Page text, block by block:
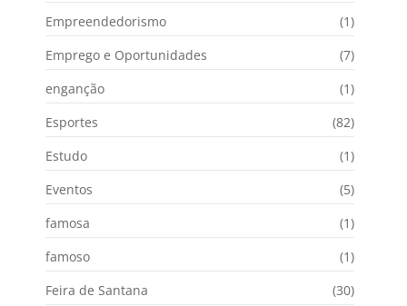
Empreendedorismo
(1)
Emprego e Oportunidades
(7)
enganção
(1)
Esportes
(82)
Estudo
(1)
Eventos
(5)
famosa
(1)
famoso
(1)
Feira de Santana
(30)